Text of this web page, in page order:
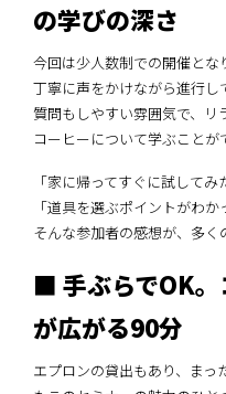
の学びの深さ
今回は少人数制での開催と
丁寧に声をかけながら進行し
質問もしやすい雰囲気で、リ
コーヒーについて学ぶことが
「家に帰ってすぐに試してみ
「道具を選ぶポイントがわか
そんな参加者の感想が、多く
■ 手ぶらでOK。
が広がる90分
エプロンの貸出もあり、ま